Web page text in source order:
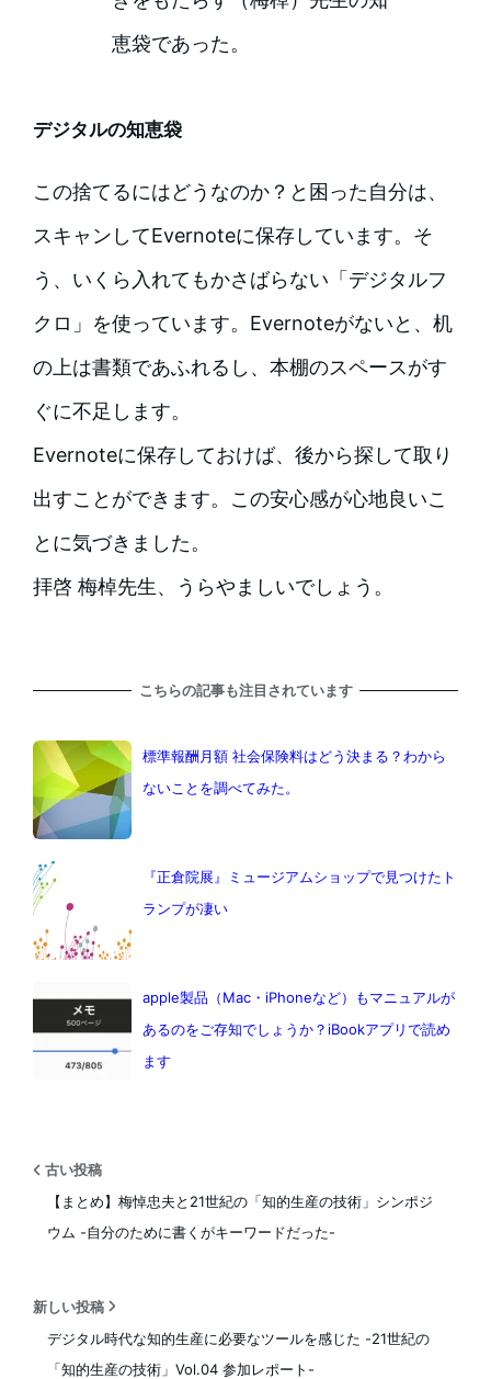
恵袋であった。
デジタルの知恵袋
この捨てるにはどうなのか？と困った自分は、
スキャンしてEvernoteに保存しています。そ
う、いくら入れてもかさばらない「デジタルフ
クロ」を使っています。Evernoteがないと、机
の上は書類であふれるし、本棚のスペースがす
ぐに不足します。
Evernoteに保存しておけば、後から探して取り
出すことができます。この安心感が心地良いこ
とに気づきました。
拝啓 梅棹先生、うらやましいでしょう。
こちらの記事も注目されています
標準報酬月額 社会保険料はどう決まる？わから
ないことを調べてみた。
『正倉院展』ミュージアムショップで見つけたト
ランプが凄い
apple製品（Mac・iPhoneなど）もマニュアルが
あるのをご存知でしょうか？iBookアプリで読め
ます
古い投稿
【まとめ】梅悼忠夫と21世紀の「知的生産の技術」シンポジ
ウム -自分のために書くがキーワードだった-
新しい投稿
デジタル時代な知的生産に必要なツールを感じた -21世紀の
「知的生産の技術」Vol.04 参加レポート-